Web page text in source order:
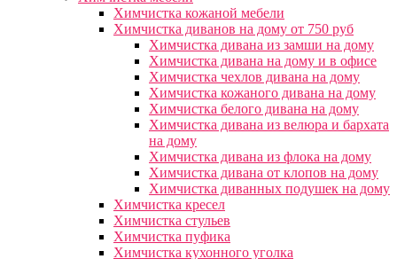
Химчистка кожаной мебели
Химчистка диванов на дому от 750 руб
Химчистка дивана из замши на дому
Химчистка дивана на дому и в офисе
Химчистка чехлов дивана на дому
Химчистка кожаного дивана на дому
Химчистка белого дивана на дому
Химчистка дивана из велюра и бархата
на дому
Химчистка дивана из флока на дому
Химчистка дивана от клопов на дому
Химчистка диванных подушек на дому
Химчистка кресел
Химчистка стульев
Химчистка пуфика
Химчистка кухонного уголка